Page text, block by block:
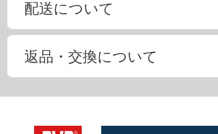
配送について
返品・交換について